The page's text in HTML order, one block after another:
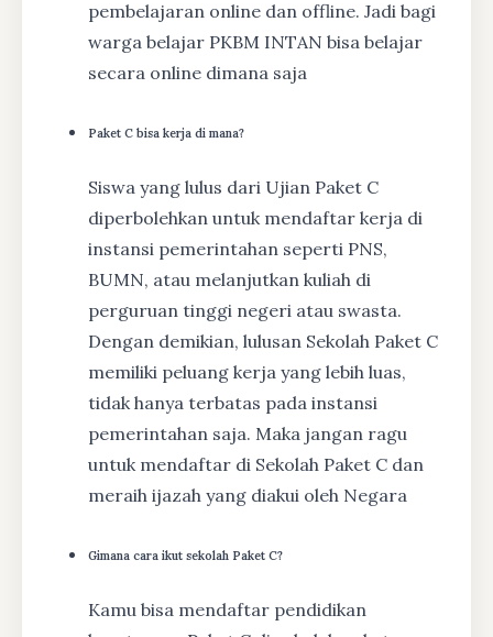
pembelajaran online dan offline. Jadi bagi
warga belajar PKBM INTAN bisa belajar
secara online dimana saja
Paket C bisa kerja di mana?
Siswa yang lulus dari Ujian Paket C
diperbolehkan untuk mendaftar kerja di
instansi pemerintahan seperti PNS,
BUMN, atau melanjutkan kuliah di
perguruan tinggi negeri atau swasta.
Dengan demikian, lulusan Sekolah Paket C
memiliki peluang kerja yang lebih luas,
tidak hanya terbatas pada instansi
pemerintahan saja. Maka jangan ragu
untuk mendaftar di Sekolah Paket C dan
meraih ijazah yang diakui oleh Negara
Gimana cara ikut sekolah Paket C?
Kamu bisa mendaftar pendidikan